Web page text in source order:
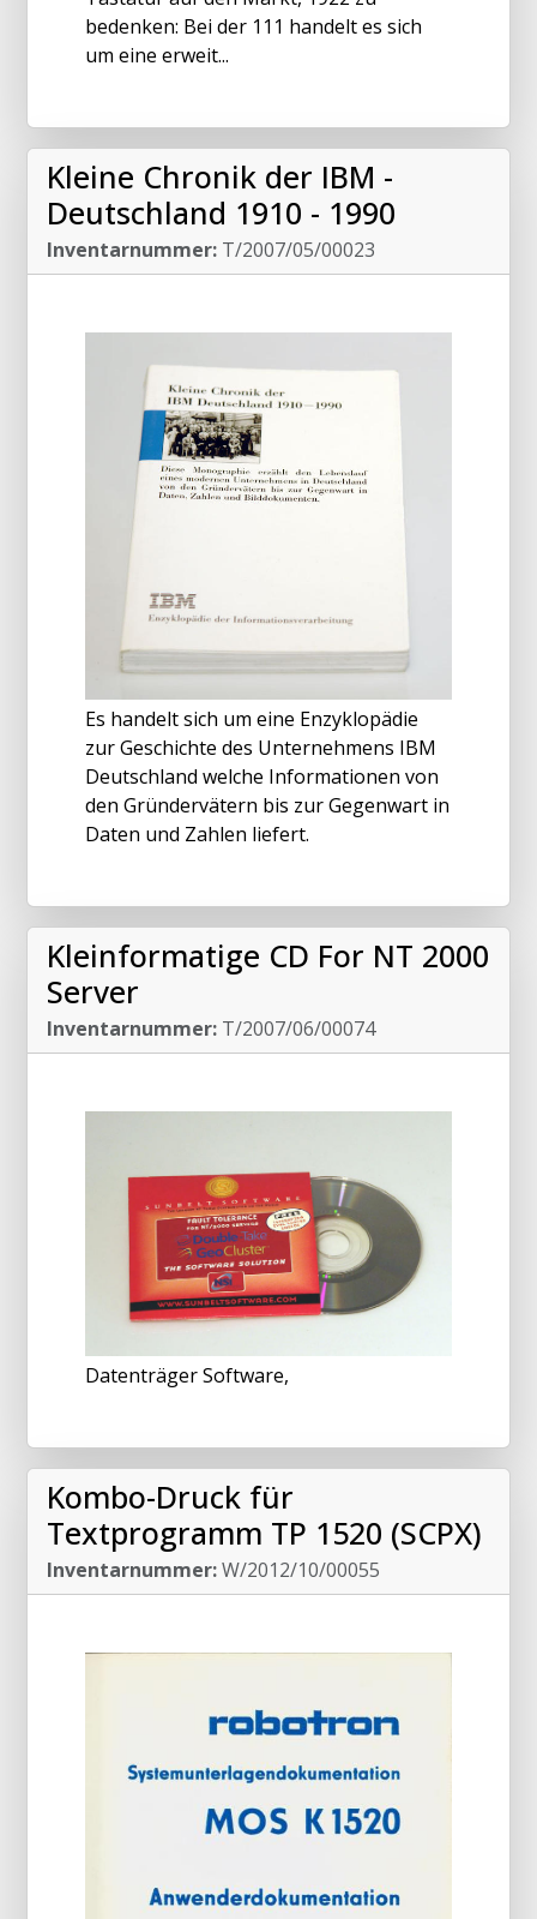
bedenken: Bei der 111 handelt es sich
um eine erweit...
Kleine Chronik der IBM -
Deutschland 1910 - 1990
Inventarnummer: T/2007/05/00023
Es handelt sich um eine Enzyklopädie
zur Geschichte des Unternehmens IBM
Deutschland welche Informationen von
den Gründervätern bis zur Gegenwart in
Daten und Zahlen liefert.
Kleinformatige CD For NT 2000
Server
Inventarnummer: T/2007/06/00074
Datenträger Software,
Kombo-Druck für
Textprogramm TP 1520 (SCPX)
Inventarnummer:W/2012/10/00055